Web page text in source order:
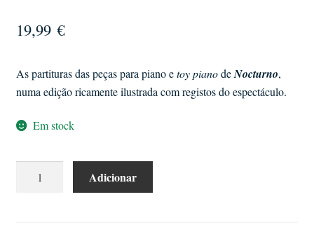
19,99 €
As partituras das peças para piano etoy pianodeNocturno,
numa edição ricamente ilustrada com registos do espectáculo.
Em stock
Adicionar